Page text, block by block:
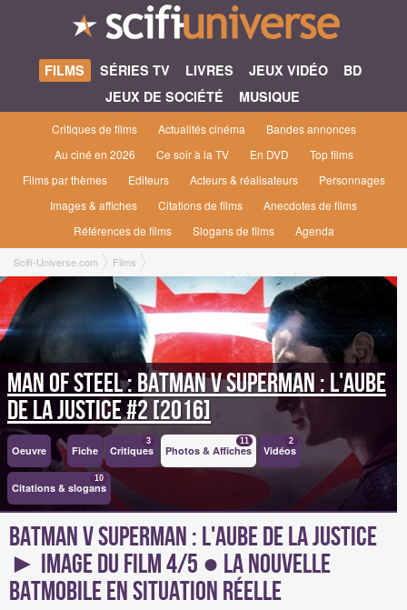
FILMS SÉRIES TV LIVRES JEUX VIDÉO
BD
JEUX DE SOCIÉTÉ
MUSIQUE
Critiques de films Actualités cinéma
Bandes annonces
Au ciné en 2026
Ce soir à la TV En DVD
Top films
Films par thèmes
Editeurs Acteurs & réalisateurs
Personnages
Images & affiches
Citations de films
Anecdotes de films
Références de films
Slogans de films Agenda
Scifi-Universe.com
Films
Batman v Superman : L'aube de la Justice #2 [2016]
Images
La nouvelle batmobile en situation réelle
Man of Steel : Batman v Superman : L'aube
de la Justice #2 [2016]
Oeuvre Fiche Critiques
3
Photos & Affiches
11
Vidéos
2
Citations & slogans
10
Batman v Superman : L'aube de la Justice
► Image du Film 4/5 ● La nouvelle
batmobile en situation réelle